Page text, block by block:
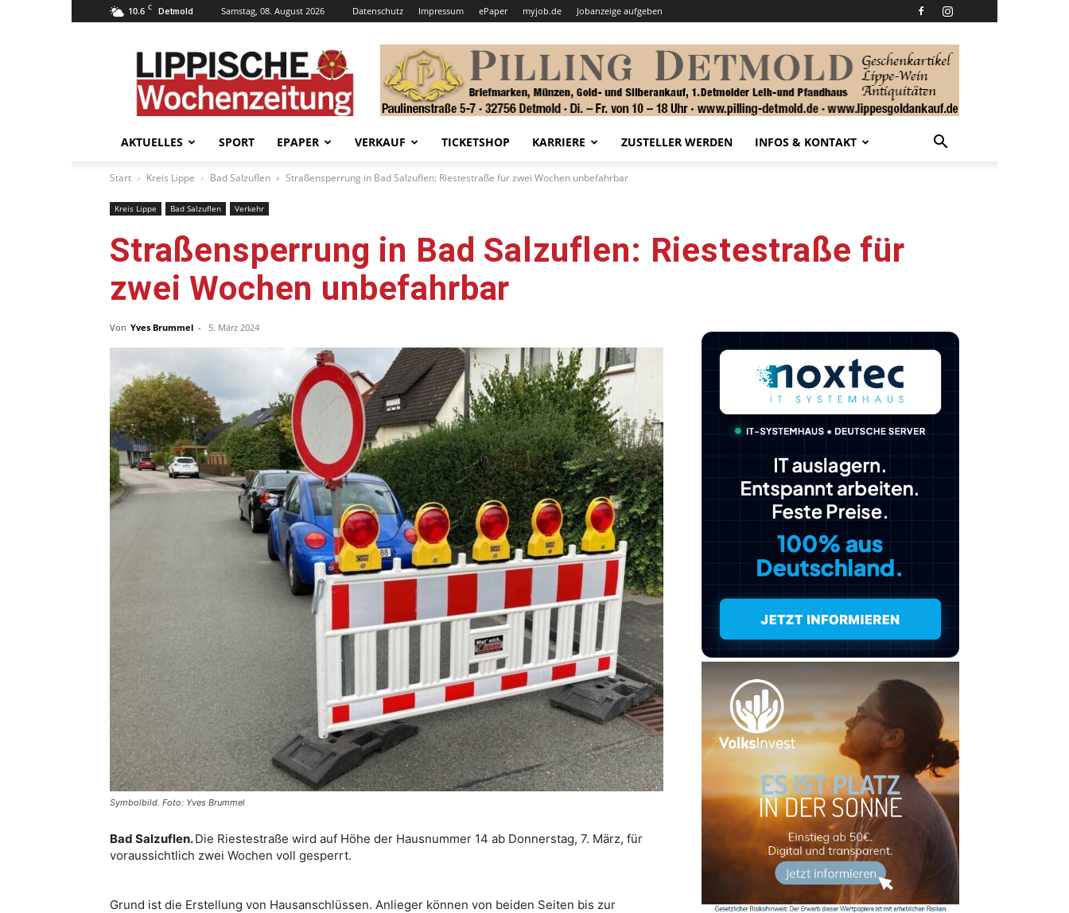
10.6 C Detmold Samstag, 08. August 2026 Datenschutz Impressum ePaper myjob.de Jobanzeige aufgeben
Lippische
Wochenzeitung
–
LWZ24.de
AKTUELLES SPORT EPAPER VERKAUF TICKETSHOP KARRIERE ZUSTELLER WERDEN INFOS & KONTAKT
Start Kreis Lippe Bad Salzuflen Straßensperrung in Bad Salzuflen: Riestestraße für zwei Wochen unbefahrbar
Kreis Lippe Bad Salzuflen Verkehr
Straßensperrung in Bad Salzuflen: Riestestraße für
zwei Wochen unbefahrbar
Von Yves Brummel - 5. März 2024
Symbolbild. Foto: Yves Brummel
Bad Salzuflen.Die Riestestraße wird auf Höhe der Hausnummer 14 ab Donnerstag, 7. März, für
voraussichtlich zwei Wochen voll gesperrt.
Grund ist die Erstellung von Hausanschlüssen. Anlieger können von beiden Seiten bis zur